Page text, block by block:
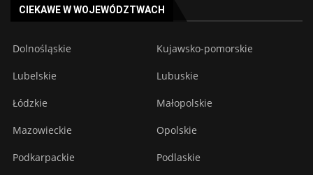
CIEKAWE W WOJEWÓDZTWACH
Dolnośląskie Kujawsko-pomorskie
Lubelskie Lubuskie
Łódzkie Małopolskie
Mazowieckie Opolskie
Podkarpackie Podlaskie